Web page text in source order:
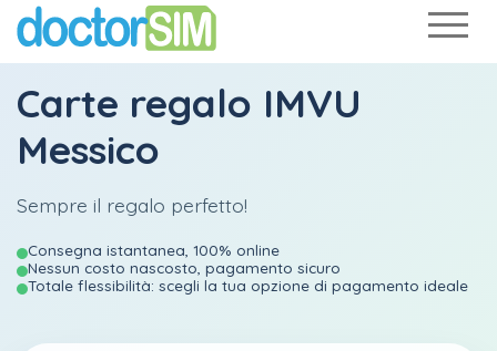
Carte regalo IMVU
Messico
Sempre il regalo perfetto!
Consegna istantanea, 100% online
Nessun costo nascosto, pagamento sicuro
Totale flessibilità: scegli la tua opzione di pagamento ideale